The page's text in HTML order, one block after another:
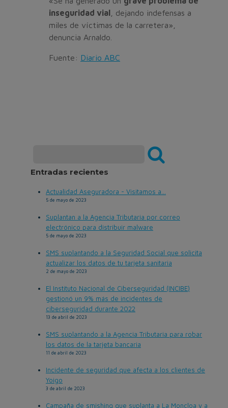
inseguridad vial , dejando indefensas a
miles de víctimas de la carretera»,
denuncia Arnaldo.
Fuente: Diario ABC
Entradas recientes
Actualidad Aseguradora - Visitamos a...
5 de mayo de 2023
Suplantan a la Agencia Tributaria por correo
electrónico para distribuir malware
5 de mayo de 2023
SMS suplantando a la Seguridad Social que solicita
actualizar los datos de tu tarjeta sanitaria
2 de mayo de 2023
El Instituto Nacional de Ciberseguridad (INCIBE)
gestionó un 9% más de incidentes de
ciberseguridad durante 2022
13 de abril de 2023
SMS suplantando a la Agencia Tributaria para robar
los datos de la tarjeta bancaria
11 de abril de 2023
Incidente de seguridad que afecta a los clientes de
Yoigo
3 de abril de 2023
Campaña de smishing que suplanta a La Moncloa y a